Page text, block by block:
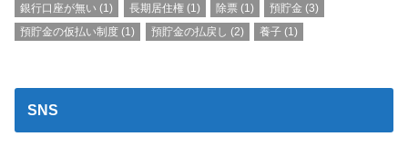
銀行口座が無い (1) 長期居住権(1) 除票(1) 預貯金 (3)
預貯金の仮払い制度 (1) 預貯金の払戻し (2) 養子(1)
SNS